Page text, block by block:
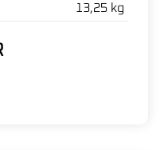
13,25 kg